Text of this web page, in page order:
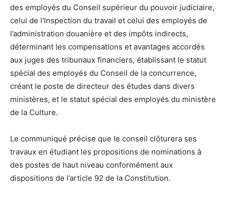
des employés du Conseil supérieur du pouvoir judiciaire,
celui de l’Inspection du travail et celui des employés de
l’administration douanière et des impôts indirects,
déterminant les compensations et avantages accordés
aux juges des tribunaux financiers, établissant le statut
spécial des employés du Conseil de la concurrence,
créant le poste de directeur des études dans divers
ministères, et le statut spécial des employés du ministère
de la Culture.
Le communiqué précise que le conseil clôturera ses
travaux en étudiant les propositions de nominations à
des postes de haut niveau conformément aux
dispositions de l’article 92 de la Constitution.